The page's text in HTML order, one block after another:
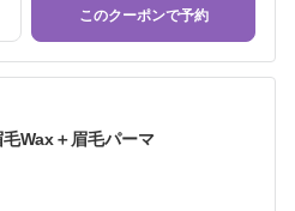
このクーポンで予約
毛Wax＋眉毛パーマ